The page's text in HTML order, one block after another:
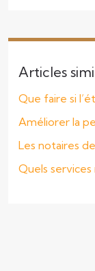
Articles
Que faire si
Améliorer la
Les notaires
Quels